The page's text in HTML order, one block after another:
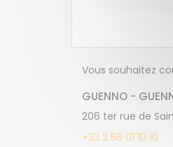
Vous souhaitez
GUENNO -
206 ter rue de
+33 2 56 01 10 10